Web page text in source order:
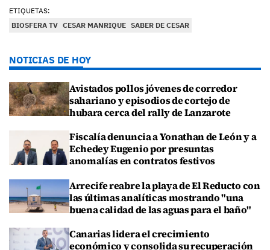
ETIQUETAS:
BIOSFERA TV CESAR MANRIQUE SABER DE CESAR
NOTICIAS DE HOY
Avistados pollos jóvenes de corredor
sahariano y episodios de cortejo de
hubara cerca del rally de Lanzarote
Fiscalía denuncia a Yonathan de León y a
Echedey Eugenio por presuntas
anomalías en contratos festivos
Arrecife reabre la playa de El Reducto con
las últimas analíticas mostrando "una
buena calidad de las aguas para el baño"
Canarias lidera el crecimiento
económico y consolida su recuperación